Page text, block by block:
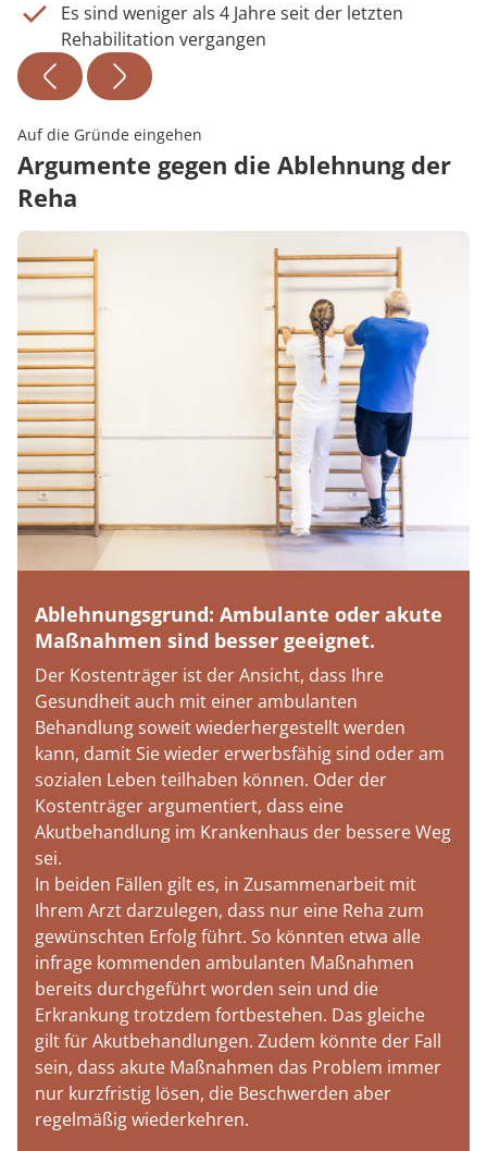
Es sind weniger als 4 Jahre seit der letzten
Rehabilitation vergangen
Auf die Gründe eingehen
Argumente gegen die Ablehnung der
Reha
Ablehnungsgrund: Ambulante oder akute
Maßnahmen sind besser geeignet.
Der Kostenträger ist der Ansicht, dass Ihre
Gesundheit auch mit einer ambulanten
Behandlung soweit wiederhergestellt werden
kann, damit Sie wieder erwerbsfähig sind oder am
sozialen Leben teilhaben können. Oder der
Kostenträger argumentiert, dass eine
Akutbehandlung im Krankenhaus der bessere Weg
sei.
In beiden Fällen gilt es, in Zusammenarbeit mit
Ihrem Arzt darzulegen, dass nur eine Reha zum
gewünschten Erfolg führt. So könnten etwa alle
infrage kommenden ambulanten Maßnahmen
bereits durchgeführt worden sein und die
Erkrankung trotzdem fortbestehen. Das gleiche
gilt für Akutbehandlungen. Zudem könnte der Fall
sein, dass akute Maßnahmen das Problem immer
nur kurzfristig lösen, die Beschwerden aber
regelmäßig wiederkehren.